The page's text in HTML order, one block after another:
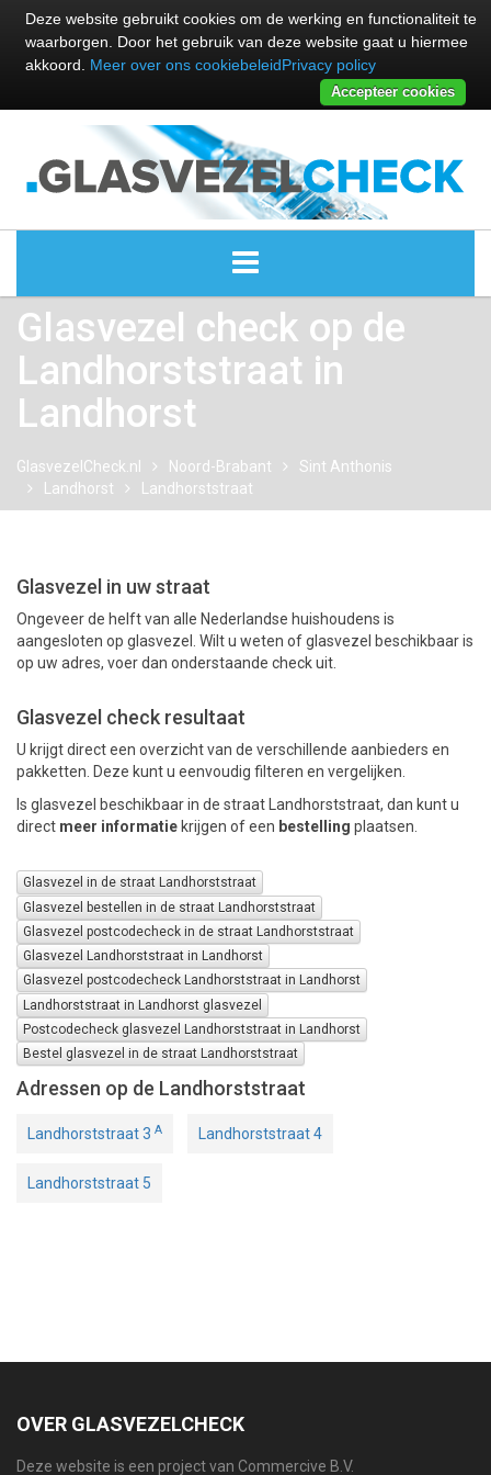
ALLE GLASVEZEL PROVIDERS
GLASVEZEL PROVIDERS
GLASVEZEL ALTERNATIEVEN
Glasvezel check op de
Landhorststraat in
Landhorst
GlasvezelCheck.nl Noord-Brabant
Sint Anthonis
Landhorst
Landhorststraat
Glasvezel in uw straat
Ongeveer de helft van alle Nederlandse huishoudens is
aangesloten op glasvezel. Wilt u weten of glasvezel beschikbaar is
op uw adres, voer dan onderstaande check uit.
Glasvezel check resultaat
U krijgt direct een overzicht van de verschillende aanbieders en
pakketten. Deze kunt u eenvoudig filteren en vergelijken.
Is glasvezel beschikbaar in de straat Landhorststraat, dan kunt u
direct meer informatie krijgen of een bestelling plaatsen.
Glasvezel in de straat Landhorststraat
Glasvezel bestellen in de straat Landhorststraat
Glasvezel postcodecheck in de straat Landhorststraat
Glasvezel Landhorststraat in Landhorst
Glasvezel postcodecheck Landhorststraat in Landhorst
Landhorststraat in Landhorst glasvezel
Postcodecheck glasvezel Landhorststraat in Landhorst
Bestel glasvezel in de straat Landhorststraat
Adressen op de Landhorststraat
Landhorststraat 3 A Landhorststraat 4
Landhorststraat 5
OVER GLASVEZELCHECK
Deze website is een project van Commercive B.V.
Deze website gebruikt cookies om de werking en functionaliteit te
waarborgen. Door het gebruik van deze website gaat u hiermee
akkoord. Meer over ons cookiebeleidPrivacy policy
Accepteer cookies